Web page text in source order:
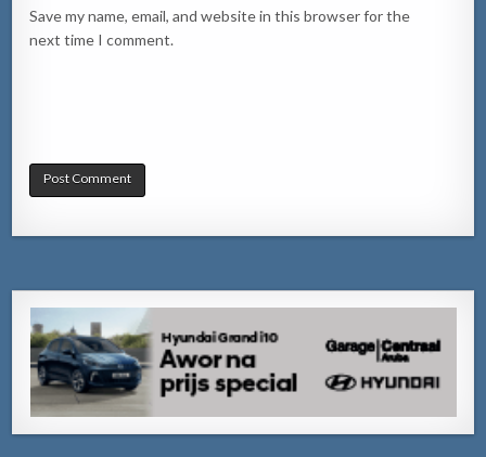
Save my name, email, and website in this browser for the
next time I comment.